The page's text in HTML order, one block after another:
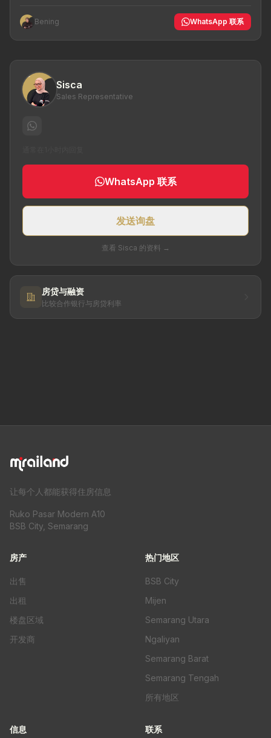
Bening WhatsApp 联系
Sisca
Sales Representative
WhatsApp 联系
发送询盘
查看 Sisca 的资料 →
房贷与融资
比较合作银行与房贷利率
让每个人都能获得住房信息
Ruko Pasar Modern A10
BSB City, Semarang
房产
出售
出租
楼盘区域
开发商
热门地区
BSB City
Mijen
Semarang Utara
Ngaliyan
Semarang Barat
Semarang Tengah
所有地区
信息 联系